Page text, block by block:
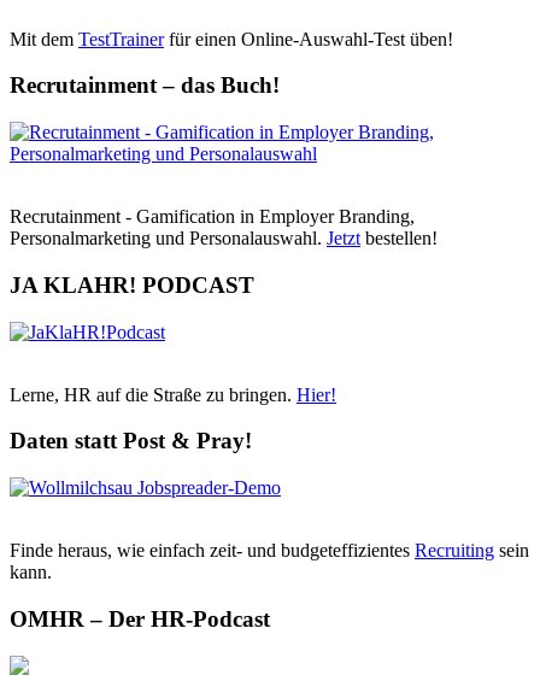
Mit dem TestTrainerfür einen Online-Auswahl-Test üben!
Recrutainment – das Buch!
Recrutainment - Gamification in Employer Branding,
Personalmarketing und Personalauswahl. Jetzt bestellen!
JA KLAHR! PODCAST
Lerne, HR auf die Straße zu bringen. Hier!
Daten statt Post & Pray!
Finde heraus, wie einfach zeit- und budgeteffizientes Recruiting sein
kann.
OMHR – Der HR-Podcast